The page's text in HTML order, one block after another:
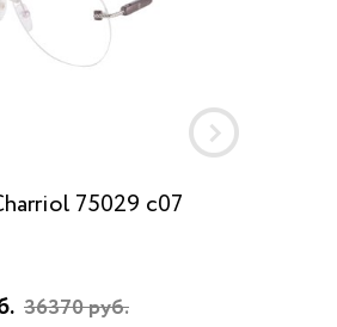
75029 c07
36370 руб.